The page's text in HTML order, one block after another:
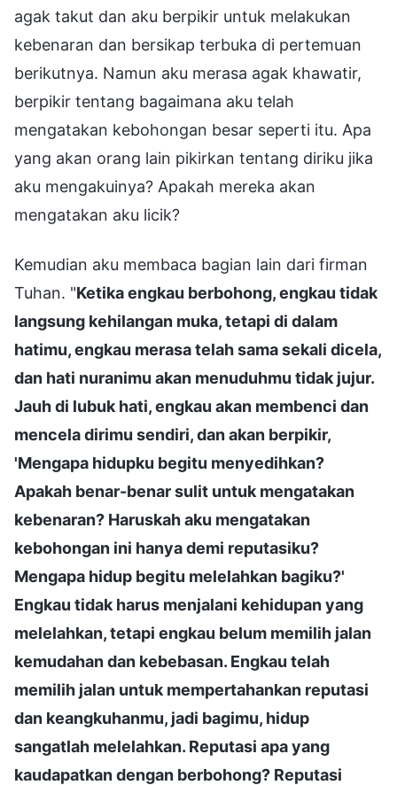
agak takut dan aku berpikir untuk melakukan
kebenaran dan bersikap terbuka di pertemuan
berikutnya. Namun aku merasa agak khawatir,
berpikir tentang bagaimana aku telah
mengatakan kebohongan besar seperti itu. Apa
yang akan orang lain pikirkan tentang diriku jika
aku mengakuinya? Apakah mereka akan
mengatakan aku licik?
Kemudian aku membaca bagian lain dari firman
Tuhan. "Ketika engkau berbohong, engkau tidak
langsung kehilangan muka, tetapi di dalam
hatimu, engkau merasa telah sama sekali dicela,
dan hati nuranimu akan menuduhmu tidak jujur.
Jauh di lubuk hati, engkau akan membenci dan
mencela dirimu sendiri, dan akan berpikir,
'Mengapa hidupku begitu menyedihkan?
Apakah benar-benar sulit untuk mengatakan
kebenaran? Haruskah aku mengatakan
kebohongan ini hanya demi reputasiku?
Mengapa hidup begitu melelahkan bagiku?'
Engkau tidak harus menjalani kehidupan yang
melelahkan, tetapi engkau belum memilih jalan
kemudahan dan kebebasan. Engkau telah
memilih jalan untuk mempertahankan reputasi
dan keangkuhanmu, jadi bagimu, hidup
sangatlah melelahkan. Reputasi apa yang
kaudapatkan dengan berbohong? Reputasi